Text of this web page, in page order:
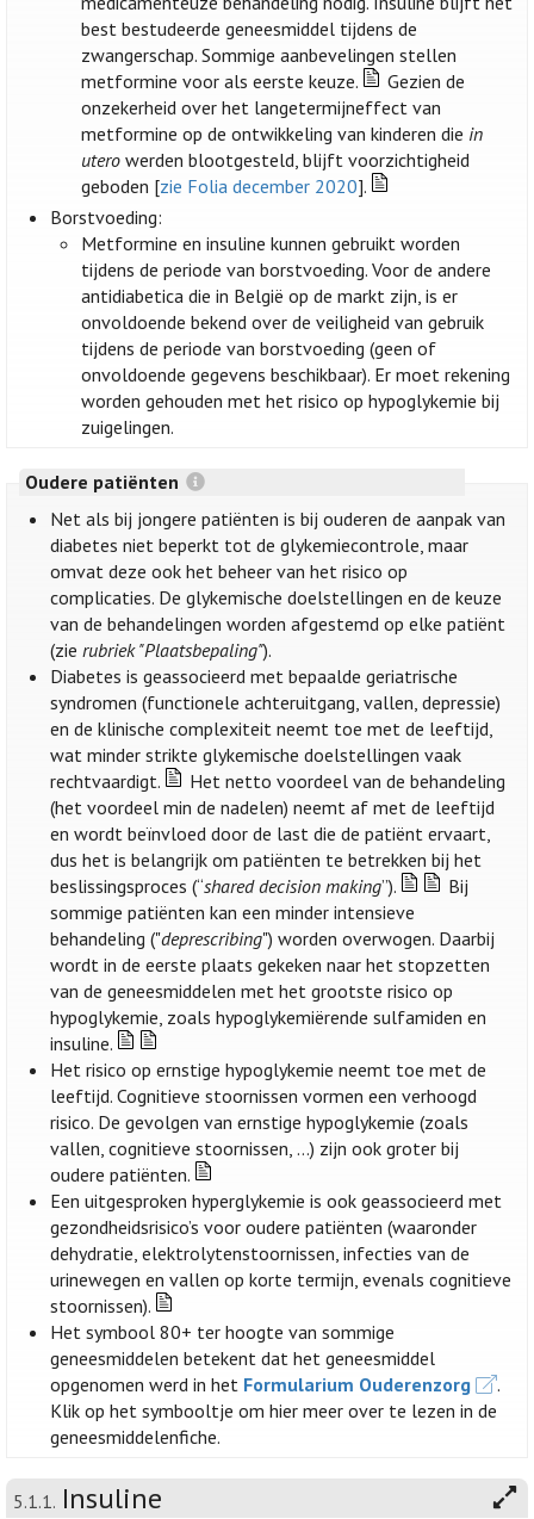
best bestudeerde geneesmiddel tijdens de
zwangerschap. Sommige aanbevelingen stellen
metformine voor als eerste keuze.
Gezien de
onzekerheid over het langetermijneffect van
metformine op de ontwikkeling van kinderen die in
utero werden blootgesteld, blijft voorzichtigheid
geboden [zie Folia december 2020].
Borstvoeding:
Metformine en insuline kunnen gebruikt worden
tijdens de periode van borstvoeding. Voor de andere
antidiabetica die in België op de markt zijn, is er
onvoldoende bekend over de veiligheid van gebruik
tijdens de periode van borstvoeding (geen of
onvoldoende gegevens beschikbaar). Er moet rekening
worden gehouden met het risico op hypoglykemie bij
zuigelingen.
Oudere patiënten
Net als bij jongere patiënten is bij ouderen de aanpak van
diabetes niet beperkt tot de glykemiecontrole, maar
omvat deze ook het beheer van het risico op
complicaties. De glykemische doelstellingen en de keuze
van de behandelingen worden afgestemd op elke patiënt
(zierubriek "Plaatsbepaling").
Diabetes is geassocieerd met bepaalde geriatrische
syndromen (functionele achteruitgang, vallen, depressie)
en de klinische complexiteit neemt toe met de leeftijd,
wat minder strikte glykemische doelstellingen vaak
rechtvaardigt.
Het netto voordeel van de behandeling
(het voordeel min de nadelen) neemt af met de leeftijd
en wordt beïnvloed door de last die de patiënt ervaart,
dus het is belangrijk om patiënten te betrekken bij het
beslissingsproces (“shared decision making”).
Bij
sommige patiënten kan een minder intensieve
behandeling ("deprescribing") worden overwogen. Daarbij
wordt in de eerste plaats gekeken naar het stopzetten
van de geneesmiddelen met het grootste risico op
hypoglykemie, zoals hypoglykemiërende sulfamiden en
insuline.
Het risico op ernstige hypoglykemie neemt toe met de
leeftijd. Cognitieve stoornissen vormen een verhoogd
risico. De gevolgen van ernstige hypoglykemie (zoals
vallen, cognitieve stoornissen, …) zijn ook groter bij
oudere patiënten.
Een uitgesproken hyperglykemie is ook geassocieerd met
gezondheidsrisico’s voor oudere patiënten (waaronder
dehydratie, elektrolytenstoornissen, infecties van de
urinewegen en vallen op korte termijn, evenals cognitieve
stoornissen).
Het symbool 80+ ter hoogte van sommige
geneesmiddelen betekent dat het geneesmiddel
opgenomen werd in het Formularium Ouderenzorg
.
Klik op het symbooltje om hier meer over te lezen in de
geneesmiddelenfiche.
5.1.1. Insuline